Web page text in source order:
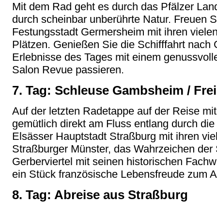
Mit dem Rad geht es durch das Pfälzer
durch scheinbar unberührte Natur. Freuen
Festungsstadt Germersheim mit ihren
Plätzen. Genießen Sie die Schifffahrt nach
Erlebnisse des Tages mit einem
Salon Revue passieren.
7. Tag: Schleuse Gambsheim /
Auf der letzten Radetappe auf der Reise
gemütlich direkt am Fluss entlang durch
Elsässer Hauptstadt Straßburg mit ihren
Straßburger Münster, das Wahrzeichen
Gerberviertel mit seinen historischen
ein Stück französische Lebensfreude zum
8. Tag: Abreise aus Straßburg